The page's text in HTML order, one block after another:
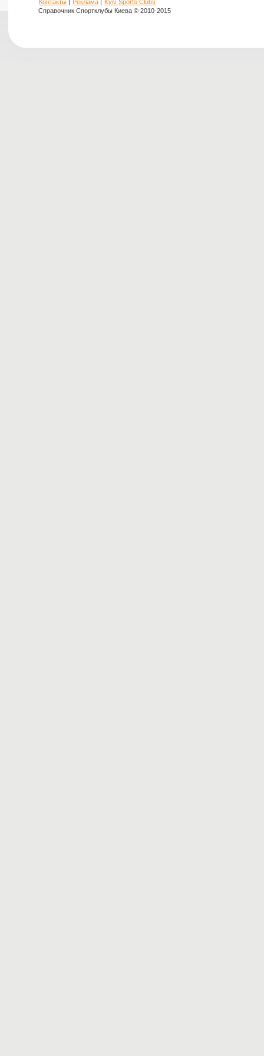
Контакты | Реклама | Kyiv Sports Clubs
Справочник Спортклубы Киева © 2010-2015